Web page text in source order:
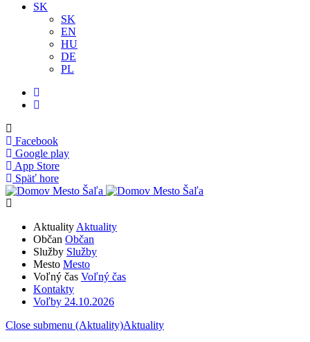
SK
SK
EN
HU
DE
PL
Facebook
Google play
App Store
Späť hore
Aktuality Aktuality
Občan Občan
Služby Služby
Mesto Mesto
Voľný čas Voľný čas
Kontakty
Voľby 24.10.2026
Close submenu (Aktuality)Aktuality